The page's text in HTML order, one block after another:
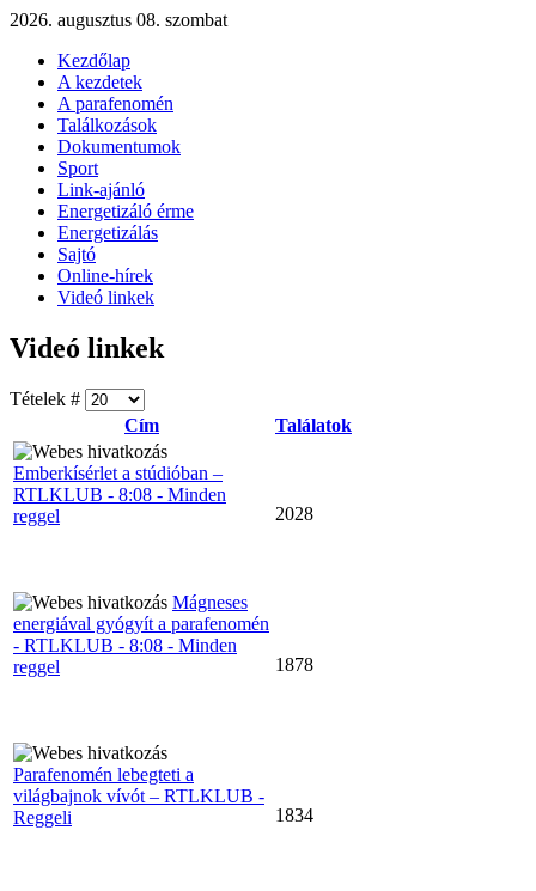
2026. augusztus 08. szombat
Kezdőlap
A kezdetek
A parafenomén
Találkozások
Dokumentumok
Sport
Link-ajánló
Energetizáló érme
Energetizálás
Sajtó
Online-hírek
Videó linkek
Videó linkek
Tételek #
Cím
Találatok
Emberkísérlet a stúdióban –
RTLKLUB - 8:08 - Minden
reggel
2028
Mágneses
energiával gyógyít a parafenomén
- RTLKLUB - 8:08 - Minden
reggel
1878
Parafenomén lebegteti a
világbajnok vívót – RTLKLUB -
Reggeli
1834